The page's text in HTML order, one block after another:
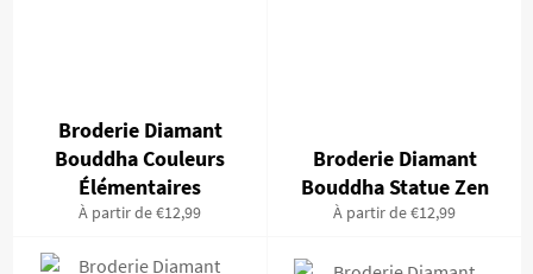
Broderie Diamant
Bouddha Couleurs
Élémentaires
À partir de €12,99
Broderie Diamant
Bouddha Statue Zen
À partir de €12,99